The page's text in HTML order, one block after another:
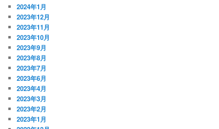
2024年1月
2023年12月
2023年11月
2023年10月
2023年9月
2023年8月
2023年7月
2023年6月
2023年4月
2023年3月
2023年2月
2023年1月